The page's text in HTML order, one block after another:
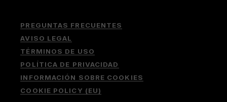
PREGUNTAS FRECUENTES
AVISO LEGAL
TÉRMINOS DE USO
POLÍTICA DE PRIVACIDAD
INFORMACIÓN SOBRE COOKIES
COOKIE POLICY (EU)